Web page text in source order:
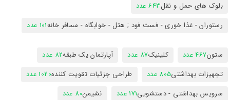
بلوک های حمل و نقل643 عدد
رستوران - غذا خوری - فست فود ; هتل - خوابگاه - مسافر خانه101 عدد
ستون467 عدد کلینیک87 عدد آپارتمان یک طبقه82 عدد
تجهیزات بهداشتی805 عدد طراحی جزئیات تقویت کننده1020 عدد
سرویس بهداشتی - دستشویی171 عدد نشیمن80 عدد